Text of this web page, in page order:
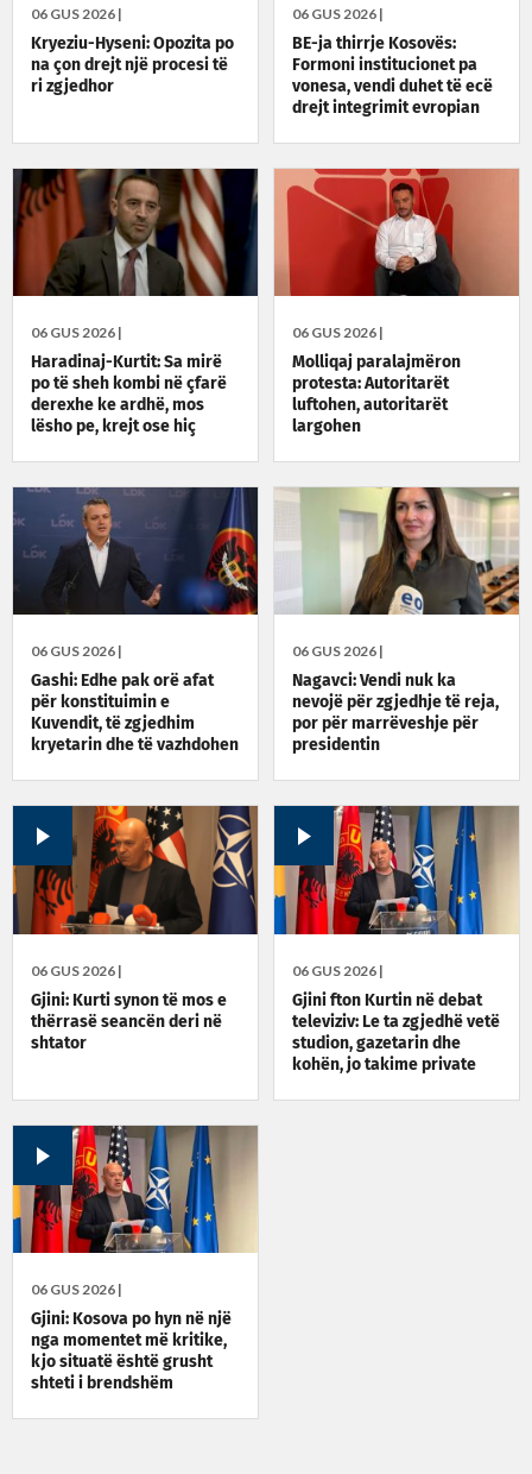
06 GUS 2026 |
Kryeziu-Hyseni: Opozita po
na çon drejt një procesi të
ri zgjedhor
06 GUS 2026 |
BE-ja thirrje Kosovës:
Formoni institucionet pa
vonesa, vendi duhet të ecë
drejt integrimit evropian
06 GUS 2026 |
Haradinaj-Kurtit: Sa mirë
po të sheh kombi në çfarë
derexhe ke ardhë, mos
lësho pe, krejt ose hiç
06 GUS 2026 |
Molliqaj paralajmëron
protesta: Autoritarët
luftohen, autoritarët
largohen
06 GUS 2026 |
Gashi: Edhe pak orë afat
për konstituimin e
Kuvendit, të zgjedhim
kryetarin dhe të vazhdohen
06 GUS 2026 |
Nagavci: Vendi nuk ka
nevojë për zgjedhje të reja,
por për marrëveshje për
presidentin
06 GUS 2026 |
Gjini: Kurti synon të mos e
thërrasë seancën deri në
shtator
06 GUS 2026 |
Gjini fton Kurtin në debat
televiziv: Le ta zgjedhë vetë
studion, gazetarin dhe
kohën, jo takime private
06 GUS 2026 |
Gjini: Kosova po hyn në një
nga momentet më kritike,
kjo situatë është grusht
shteti i brendshëm